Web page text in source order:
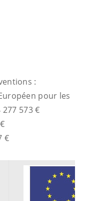
:
pour les
573 €
€